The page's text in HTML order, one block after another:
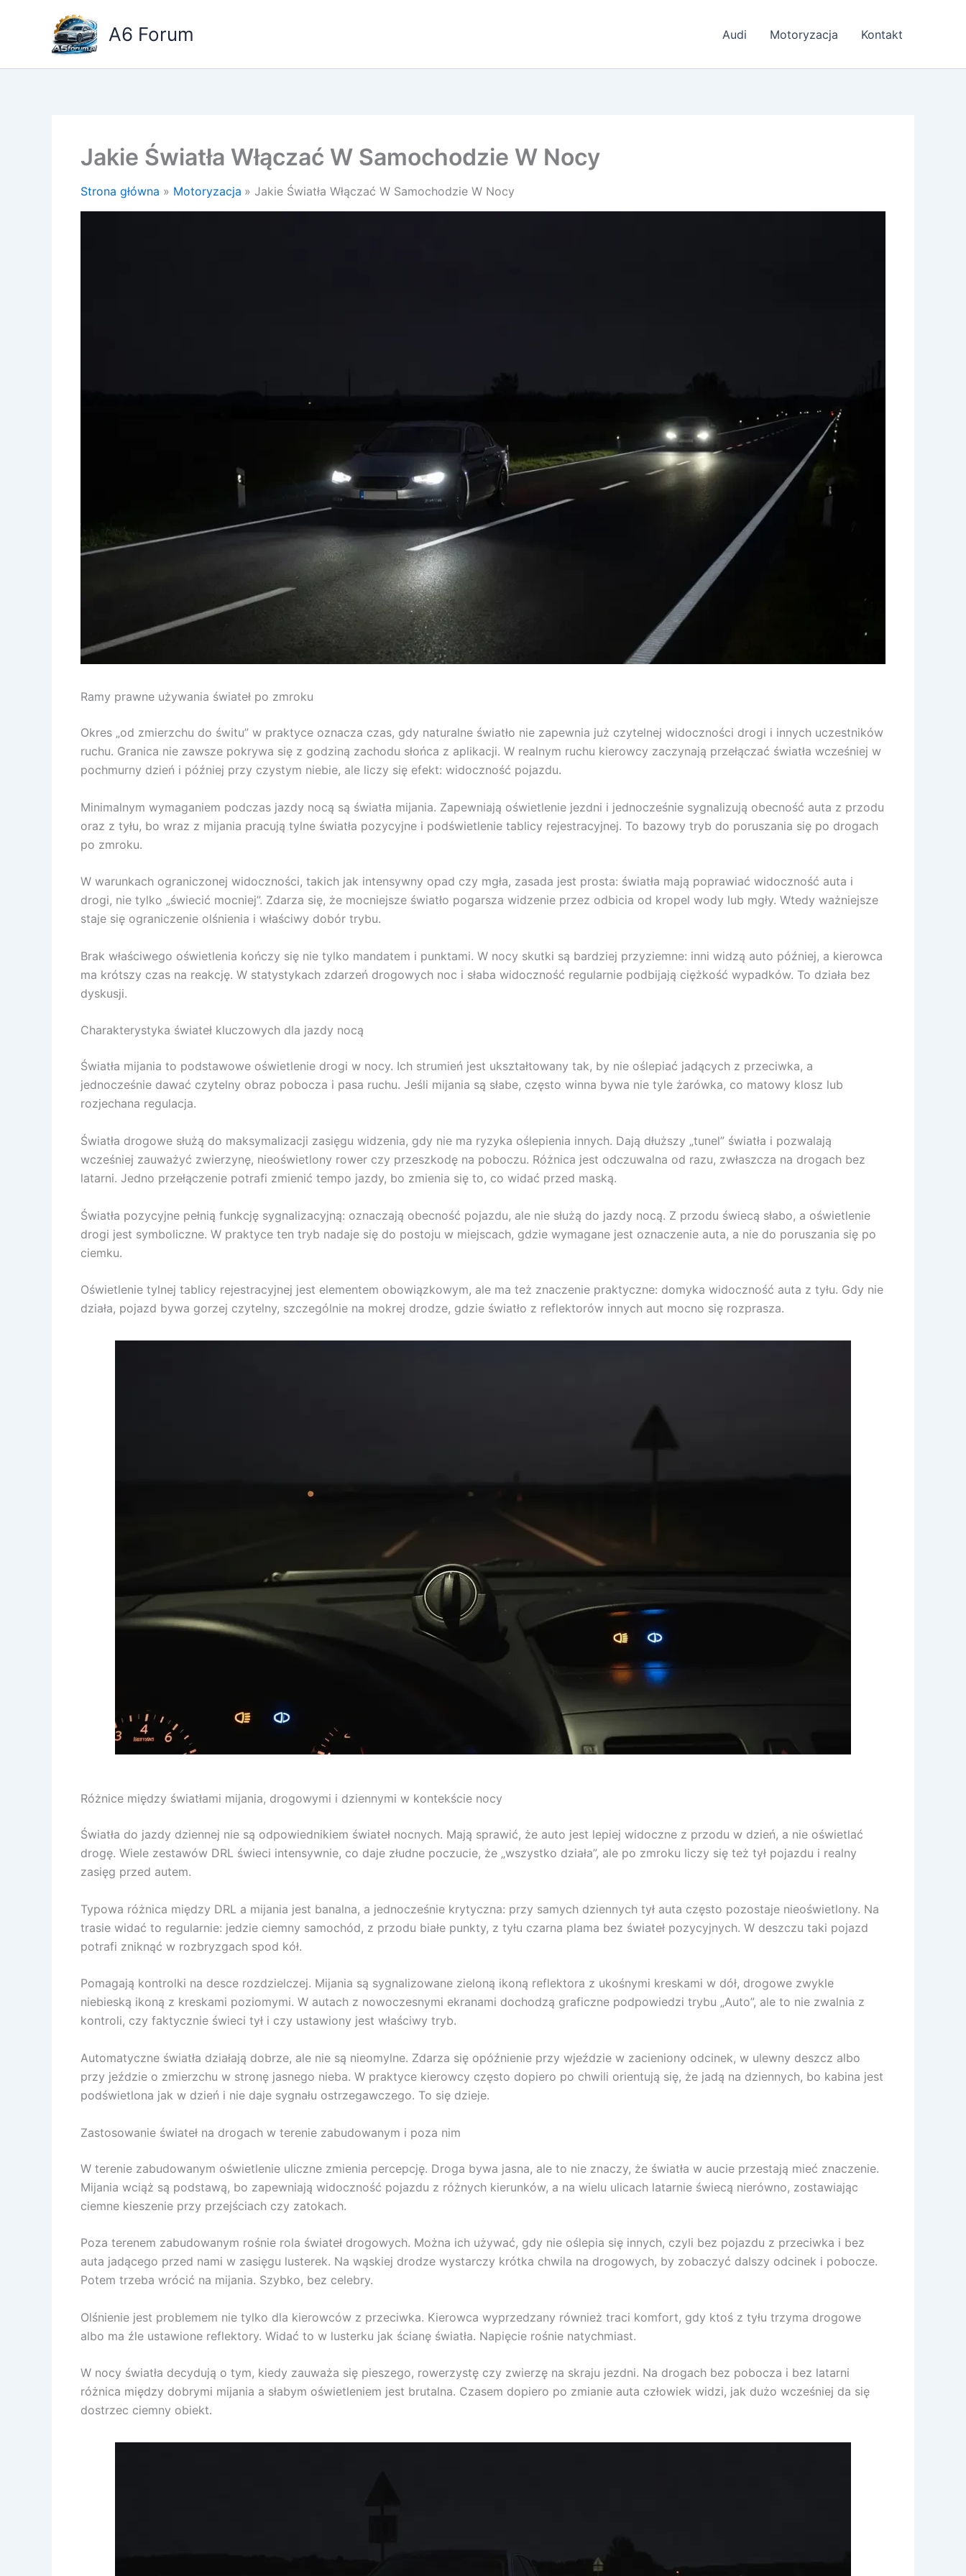
A6 Forum Audi Motoryzacja Kontakt
Jakie Światła Włączać W Samochodzie W Nocy
Strona główna Motoryzacja Jakie Światła Włączać W Samochodzie W Nocy
Ramy prawne używania świateł po zmroku
Okres „od zmierzchu do świtu” w praktyce oznacza czas, gdy naturalne światło nie zapewnia już czytelnej widoczności drogi i innych uczestników
ruchu. Granica nie zawsze pokrywa się z godziną zachodu słońca z aplikacji. W realnym ruchu kierowcy zaczynają przełączać światła wcześniej w
pochmurny dzień i później przy czystym niebie, ale liczy się efekt: widoczność pojazdu.
Minimalnym wymaganiem podczas jazdy nocą są światła mijania. Zapewniają oświetlenie jezdni i jednocześnie sygnalizują obecność auta z przodu
oraz z tyłu, bo wraz z mijania pracują tylne światła pozycyjne i podświetlenie tablicy rejestracyjnej. To bazowy tryb do poruszania się po drogach
po zmroku.
W warunkach ograniczonej widoczności, takich jak intensywny opad czy mgła, zasada jest prosta: światła mają poprawiać widoczność auta i
drogi, nie tylko „świecić mocniej”. Zdarza się, że mocniejsze światło pogarsza widzenie przez odbicia od kropel wody lub mgły. Wtedy ważniejsze
staje się ograniczenie olśnienia i właściwy dobór trybu.
Brak właściwego oświetlenia kończy się nie tylko mandatem i punktami. W nocy skutki są bardziej przyziemne: inni widzą auto później, a kierowca
ma krótszy czas na reakcję. W statystykach zdarzeń drogowych noc i słaba widoczność regularnie podbijają ciężkość wypadków. To działa bez
dyskusji.
Charakterystyka świateł kluczowych dla jazdy nocą
Światła mijania to podstawowe oświetlenie drogi w nocy. Ich strumień jest ukształtowany tak, by nie oślepiać jadących z przeciwka, a
jednocześnie dawać czytelny obraz pobocza i pasa ruchu. Jeśli mijania są słabe, często winna bywa nie tyle żarówka, co matowy klosz lub
rozjechana regulacja.
Światła drogowe służą do maksymalizacji zasięgu widzenia, gdy nie ma ryzyka oślepienia innych. Dają dłuższy „tunel” światła i pozwalają
wcześniej zauważyć zwierzynę, nieoświetlony rower czy przeszkodę na poboczu. Różnica jest odczuwalna od razu, zwłaszcza na drogach bez
latarni. Jedno przełączenie potrafi zmienić tempo jazdy, bo zmienia się to, co widać przed maską.
Światła pozycyjne pełnią funkcję sygnalizacyjną: oznaczają obecność pojazdu, ale nie służą do jazdy nocą. Z przodu świecą słabo, a oświetlenie
drogi jest symboliczne. W praktyce ten tryb nadaje się do postoju w miejscach, gdzie wymagane jest oznaczenie auta, a nie do poruszania się po
ciemku.
Oświetlenie tylnej tablicy rejestracyjnej jest elementem obowiązkowym, ale ma też znaczenie praktyczne: domyka widoczność auta z tyłu. Gdy nie
działa, pojazd bywa gorzej czytelny, szczególnie na mokrej drodze, gdzie światło z reflektorów innych aut mocno się rozprasza.
Różnice między światłami mijania, drogowymi i dziennymi w kontekście nocy
Światła do jazdy dziennej nie są odpowiednikiem świateł nocnych. Mają sprawić, że auto jest lepiej widoczne z przodu w dzień, a nie oświetlać
drogę. Wiele zestawów DRL świeci intensywnie, co daje złudne poczucie, że „wszystko działa”, ale po zmroku liczy się też tył pojazdu i realny
zasięg przed autem.
Typowa różnica między DRL a mijania jest banalna, a jednocześnie krytyczna: przy samych dziennych tył auta często pozostaje nieoświetlony. Na
trasie widać to regularnie: jedzie ciemny samochód, z przodu białe punkty, z tyłu czarna plama bez świateł pozycyjnych. W deszczu taki pojazd
potrafi zniknąć w rozbryzgach spod kół.
Pomagają kontrolki na desce rozdzielczej. Mijania są sygnalizowane zieloną ikoną reflektora z ukośnymi kreskami w dół, drogowe zwykle
niebieską ikoną z kreskami poziomymi. W autach z nowoczesnymi ekranami dochodzą graficzne podpowiedzi trybu „Auto”, ale to nie zwalnia z
kontroli, czy faktycznie świeci tył i czy ustawiony jest właściwy tryb.
Automatyczne światła działają dobrze, ale nie są nieomylne. Zdarza się opóźnienie przy wjeździe w zacieniony odcinek, w ulewny deszcz albo
przy jeździe o zmierzchu w stronę jasnego nieba. W praktyce kierowcy często dopiero po chwili orientują się, że jadą na dziennych, bo kabina jest
podświetlona jak w dzień i nie daje sygnału ostrzegawczego. To się dzieje.
Zastosowanie świateł na drogach w terenie zabudowanym i poza nim
W terenie zabudowanym oświetlenie uliczne zmienia percepcję. Droga bywa jasna, ale to nie znaczy, że światła w aucie przestają mieć znaczenie.
Mijania wciąż są podstawą, bo zapewniają widoczność pojazdu z różnych kierunków, a na wielu ulicach latarnie świecą nierówno, zostawiając
ciemne kieszenie przy przejściach czy zatokach.
Poza terenem zabudowanym rośnie rola świateł drogowych. Można ich używać, gdy nie oślepia się innych, czyli bez pojazdu z przeciwka i bez
auta jadącego przed nami w zasięgu lusterek. Na wąskiej drodze wystarczy krótka chwila na drogowych, by zobaczyć dalszy odcinek i pobocze.
Potem trzeba wrócić na mijania. Szybko, bez celebry.
Olśnienie jest problemem nie tylko dla kierowców z przeciwka. Kierowca wyprzedzany również traci komfort, gdy ktoś z tyłu trzyma drogowe
albo ma źle ustawione reflektory. Widać to w lusterku jak ścianę światła. Napięcie rośnie natychmiast.
W nocy światła decydują o tym, kiedy zauważa się pieszego, rowerzystę czy zwierzę na skraju jezdni. Na drogach bez pobocza i bez latarni
różnica między dobrymi mijania a słabym oświetleniem jest brutalna. Czasem dopiero po zmianie auta człowiek widzi, jak dużo wcześniej da się
dostrzec ciemny obiekt.